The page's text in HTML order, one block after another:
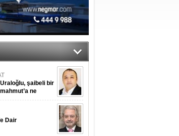
şaibeli bir
ne
Dair